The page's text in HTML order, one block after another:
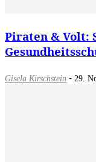
Piraten & Volt:
Gisela Kirschstein - 29.